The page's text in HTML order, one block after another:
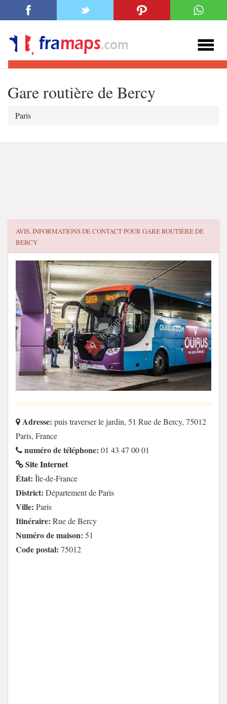
Gare routière de Bercy
Paris
AVIS, INFORMATIONS DE CONTACT POURGARE ROUTIÈRE DE
BERCY
Adresse: puis traverser le jardin, 51 Rue de Bercy, 75012
Paris, France
numéro de téléphone: 01 43 47 00 01
Site Internet
État: Île-de-France
District: Département de Paris
Ville: Paris
Itinéraire: Rue de Bercy
Numéro de maison: 51
Code postal: 75012